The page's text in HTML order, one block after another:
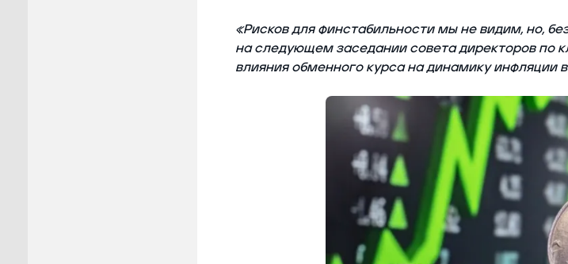
«Рисков для финстабильности мы не видим, но,
на следующем заседании совета директоров по
влияния обменного курса на динамику инфляции